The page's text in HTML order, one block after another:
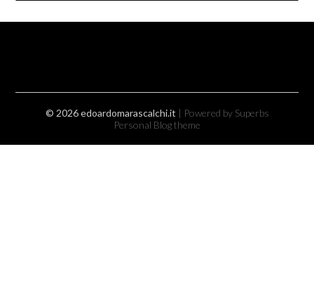
© 2026 edoardomarascalchi.it | Powered by Superbs
Personal Blog theme